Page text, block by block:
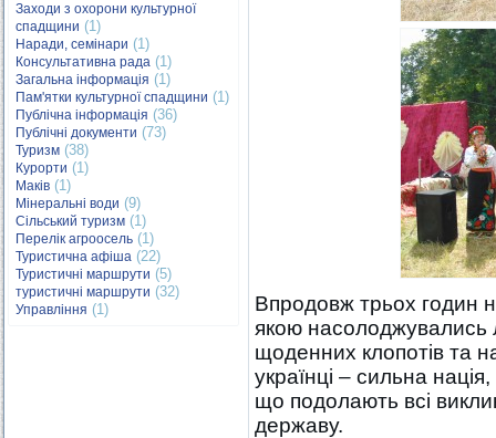
Заходи з охорони культурної
спадщини (1)
Наради, семінари (1)
Консультативна рада (1)
Загальна інформація (1)
Пам'ятки культурної спадщини (1)
Публічна інформація (36)
Публічні документи (73)
Туризм (38)
Курорти (1)
Маків (1)
Мінеральні води (9)
Сільський туризм (1)
Перелік агроосель (1)
Туристична афіша (22)
Туристичні маршрути (5)
туристичні маршрути (32)
Управління (1)
Впродовж трьох годин
якою насолоджувались
щоденних клопотів та
українці – сильна
що подолають всі
державу.